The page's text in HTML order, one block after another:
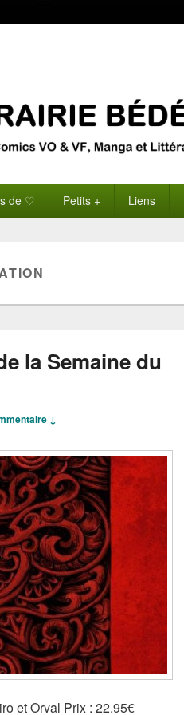
de ♡ Petits + Liens
la Semaine du
↓
et Orval Prix : 22.95€